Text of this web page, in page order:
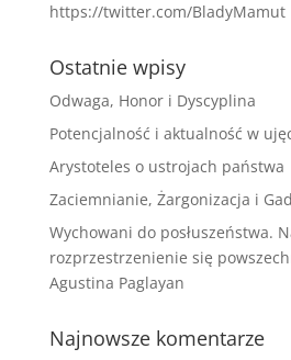
https://twitter.com/BladyMamut
Ostatnie wpisy
Odwaga, Honor i Dyscyplina
Potencjalność i aktualność w
Arystoteles o ustrojach państwa
Zaciemnianie, Żargonizacja i
Wychowani do posłuszeństwa.
rozprzestrzenienie się
Agustina Paglayan
Najnowsze komentarze